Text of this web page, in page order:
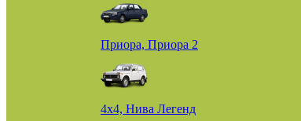
Приора, Приора 2
4х4, Нива Легенд